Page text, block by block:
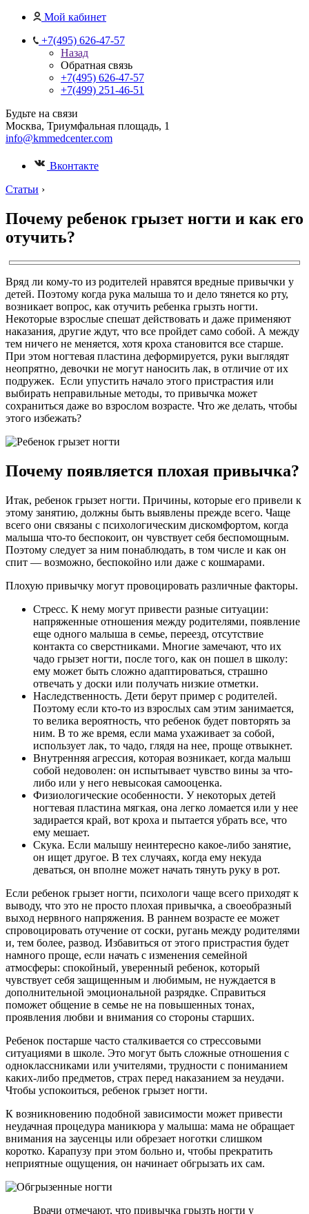
Мой кабинет
+7(495) 626-47-57
Назад
Обратная связь
+7(495) 626-47-57
+7(499) 251-46-51
Будьте на связи
Москва, Триумфальная площадь, 1
info@kmmedcenter.com
Вконтакте
Статьи ›
Почему ребенок грызет ногти и как его
отучить?
Вряд ли кому-то из родителей нравятся вредные привычки у
детей. Поэтому когда рука малыша то и дело тянется ко рту,
возникает вопрос, как отучить ребенка грызть ногти.
Некоторые взрослые спешат действовать и даже применяют
наказания, другие ждут, что все пройдет само собой. А между
тем ничего не меняется, хотя кроха становится все старше.
При этом ногтевая пластина деформируется, руки выглядят
неопрятно, девочки не могут наносить лак, в отличие от их
подружек. Если упустить начало этого пристрастия или
выбирать неправильные методы, то привычка может
сохраниться даже во взрослом возрасте. Что же делать, чтобы
этого избежать?
Почему появляется плохая привычка?
Итак, ребенок грызет ногти. Причины, которые его привели к
этому занятию, должны быть выявлены прежде всего. Чаще
всего они связаны с психологическим дискомфортом, когда
малыша что-то беспокоит, он чувствует себя беспомощным.
Поэтому следует за ним понаблюдать, в том числе и как он
спит — возможно, беспокойно или даже с кошмарами.
Плохую привычку могут провоцировать различные факторы.
Стресс. К нему могут привести разные ситуации:
напряженные отношения между родителями, появление
еще одного малыша в семье, переезд, отсутствие
контакта со сверстниками. Многие замечают, что их
чадо грызет ногти, после того, как он пошел в школу:
ему может быть сложно адаптироваться, страшно
отвечать у доски или получать низкие отметки.
Наследственность. Дети берут пример с родителей.
Поэтому если кто-то из взрослых сам этим занимается,
то велика вероятность, что ребенок будет повторять за
ним. В то же время, если мама ухаживает за собой,
использует лак, то чадо, глядя на нее, проще отвыкнет.
Внутренняя агрессия, которая возникает, когда малыш
собой недоволен: он испытывает чувство вины за что-
либо или у него невысокая самооценка.
Физиологические особенности. У некоторых детей
ногтевая пластина мягкая, она легко ломается или у нее
задирается край, вот кроха и пытается убрать все, что
ему мешает.
Скука. Если малышу неинтересно какое-либо занятие,
он ищет другое. В тех случаях, когда ему некуда
деваться, он вполне может начать тянуть руку в рот.
Если ребенок грызет ногти, психологи чаще всего приходят к
выводу, что это не просто плохая привычка, а своеобразный
выход нервного напряжения. В раннем возрасте ее может
спровоцировать отучение от соски, ругань между родителями
и, тем более, развод. Избавиться от этого пристрастия будет
намного проще, если начать с изменения семейной
атмосферы: спокойный, уверенный ребенок, который
чувствует себя защищенным и любимым, не нуждается в
дополнительной эмоциональной разрядке. Справиться
поможет общение в семье не на повышенных тонах,
проявления любви и внимания со стороны старших.
Ребенок постарше часто сталкивается со стрессовыми
ситуациями в школе. Это могут быть сложные отношения с
одноклассниками или учителями, трудности с пониманием
каких-либо предметов, страх перед наказанием за неудачи.
Чтобы успокоиться, ребенок грызет ногти.
К возникновению подобной зависимости может привести
неудачная процедура маникюра у малыша: мама не обращает
внимания на заусенцы или обрезает ноготки слишком
коротко. Карапузу при этом больно и, чтобы прекратить
неприятные ощущения, он начинает обгрызать их сам.
Врачи отмечают, что привычка грызть ногти у